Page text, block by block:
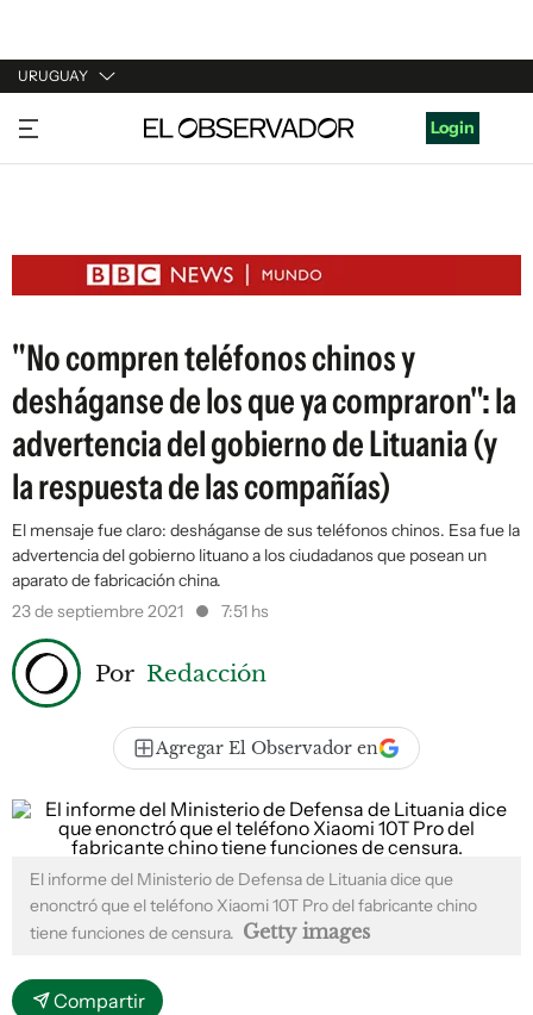
URUGUAY
URUGUAY
ARGENTINA
ESTADOS UNIDOS
Login
"No compren teléfonos chinos y
desháganse de los que ya compraron": la
advertencia del gobierno de Lituania (y
la respuesta de las compañías)
El mensaje fue claro: desháganse de sus teléfonos chinos. Esa fue la
advertencia del gobierno lituano a los ciudadanos que posean un
aparato de fabricación china.
23 de septiembre 2021
7:51 hs
Por Redacción
Agregar El Observador en
El informe del Ministerio de Defensa de Lituania dice que
enonctró que el teléfono Xiaomi 10T Pro del fabricante chino
tiene funciones de censura. Getty images
Compartir